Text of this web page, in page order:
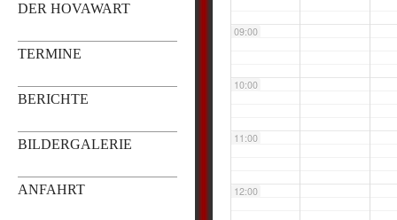
DER HOVAWART
TERMINE
BERICHTE
BILDERGALERIE
ANFAHRT
09:00
10:00
11:00
12:00